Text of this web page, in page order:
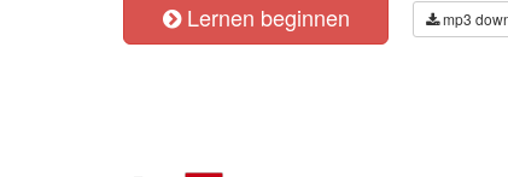
Lernen beginnen mp3